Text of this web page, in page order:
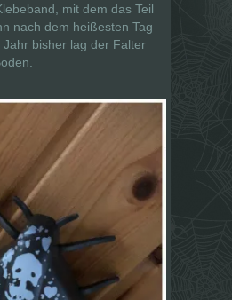
mit dem das Teil
nach dem heißesten Tag
bisher lag der Falter